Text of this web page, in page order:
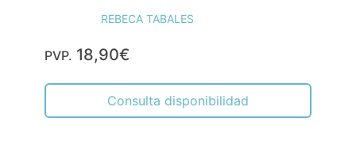
REBECA TABALES
PVP. 18,90€
Consulta disponibilidad